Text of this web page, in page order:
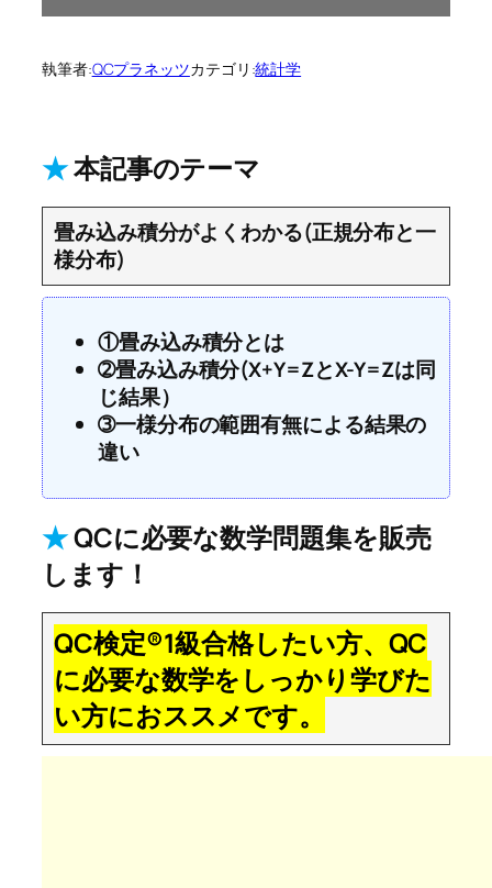
執筆者:QCプラネッツカテゴリ:統計学
★本記事のテーマ
畳み込み積分がよくわかる(正規分布と一
様分布)
①畳み込み積分とは
➁畳み込み積分(X+Y=ZとX-Y=Zは同
じ結果）
➂一様分布の範囲有無による結果の
違い
★QCに必要な数学問題集を販売
します！
QC検定®1級合格したい方、QC
に必要な数学をしっかり学びた
い方におススメです。